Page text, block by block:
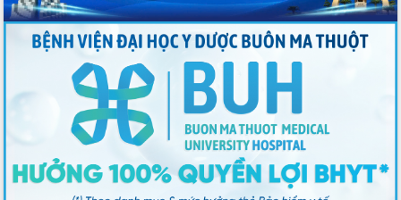
Thủ tướng Phạm Minh Chính: Khẩn
trương tái thiết cuộc sống người dân
sau thiên tai
Tập trung nâng cao chất lượng, tổ
chức sản xuất sầu riêng theo hướng
Đẩy nhanh công tác khắc phục, ổn
định đời sống Nhân dân sau bão số 13
Bí thư Tỉnh ủy Lương Nguyễn Minh
Triết dự Ngày hội đại đoàn kết tại